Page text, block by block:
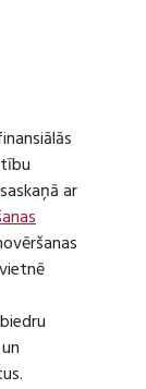
ar